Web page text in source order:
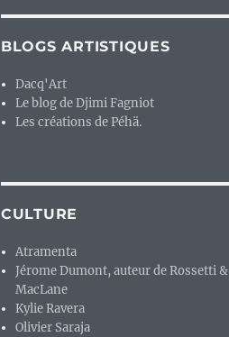
BLOGS ARTISTIQUES
Dacq'Art
Le blog de Djimi Fagniot
Les créations de Péhä.
CULTURE
Atramenta
Jérome Dumont, auteur de Rossetti &
MacLane
Kylie Ravera
Olivier Saraja